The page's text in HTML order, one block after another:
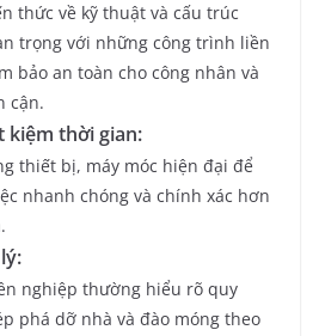
thức về kỹ thuật và cấu trúc
trọng với những công trình liền
bảo an toàn cho công nhân và
cận.
kiệm thời gian:
thiết bị, máy móc hiện đại để
nhanh chóng và chính xác hơn
nghiệp thường hiểu rõ quy
phá dỡ nhà và đào móng theo